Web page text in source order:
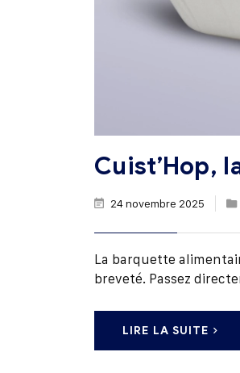
Cuist’Hop,
24 novembre 2025
La barquette
breveté. Passez
LIRE LA SUITE